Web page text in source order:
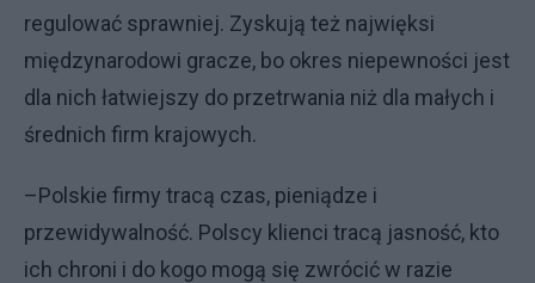
regulować sprawniej. Zyskują też najwięksi
międzynarodowi gracze, bo okres niepewności jest
dla nich łatwiejszy do przetrwania niż dla małych i
średnich firm krajowych.
–Polskie firmy tracą czas, pieniądze i
przewidywalność. Polscy klienci tracą jasność, kto
ich chroni i do kogo mogą się zwrócić w razie